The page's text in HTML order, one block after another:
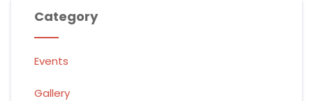
Category
Events
Gallery